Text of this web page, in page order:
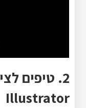
Illustrator